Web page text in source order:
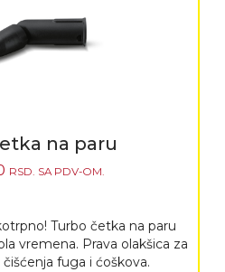
na paru
RSD. SA PDV-OM.
Turbo četka na paru
vremena. Prava olakšica za
fuga i ćoškova.